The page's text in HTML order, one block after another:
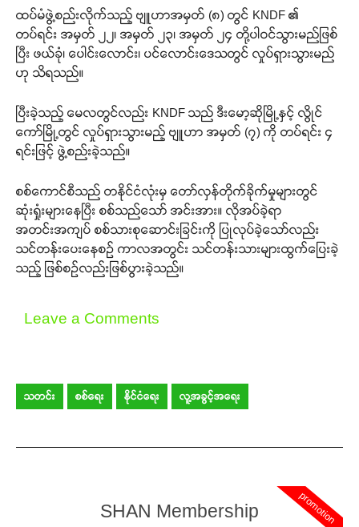
ထပ်မံဖွဲ့စည်းလိုက်သည့် ဗျူဟာအမှတ် (၈) တွင် KNDF ၏
တပ်ရင်း အမှတ် ၂၂၊ အမှတ် ၂၃၊ အမှတ် ၂၄ တို့ပါဝင်သွားမည်ဖြစ်
ပြီး ဖယ်ခုံ၊ ပေါင်းလောင်း၊ ပင်လောင်းဒေသတွင် လှုပ်ရှားသွားမည်
ဟု သိရသည်။
ပြီးခဲ့သည့် မေလတွင်လည်း KNDF သည် ဒီးမော့ဆိုမြို့နှင့် လွိုင်
ကော်မြို့တွင် လှုပ်ရှားသွားမည့် ဗျူဟာ အမှတ် (၇) ကို တပ်ရင်း ၄
ရင်းဖြင့် ဖွဲ့စည်းခဲ့သည်။
စစ်ကောင်စီသည် တနိုင်ငံလုံးမှ တော်လှန်တိုက်ခိုက်မှုများတွင်
ဆုံးရှုံးများနေပြီး စစ်သည်သော် အင်းအား။ လိုအပ်ခဲ့ရာ
အတင်းအကျပ် စစ်သားစုဆောင်းခြင်းကို ပြုလုပ်ခဲ့သော်လည်း
သင်တန်းပေးနေစဉ် ကာလအတွင်း သင်တန်းသားများထွက်ပြေးခဲ့
သည့် ဖြစ်စဉ်လည်းဖြစ်ပွားခဲ့သည်။
Leave a Comments
သတင်း စစ်ရေး နိုင်ငံရေး လူ့အခွင့်အရေး
promotion
SHAN Membership